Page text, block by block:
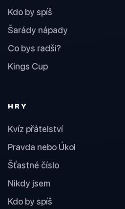
Kdo by spíš
Šarády nápady
Co bys radši?
Kings Cup
HRY
Kvíz přátelství
Pravda nebo Úkol
Šťastné číslo
Nikdy jsem
Kdo by spíš